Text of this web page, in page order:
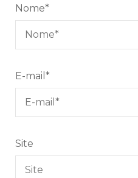
Nome*
E-mail *
Site